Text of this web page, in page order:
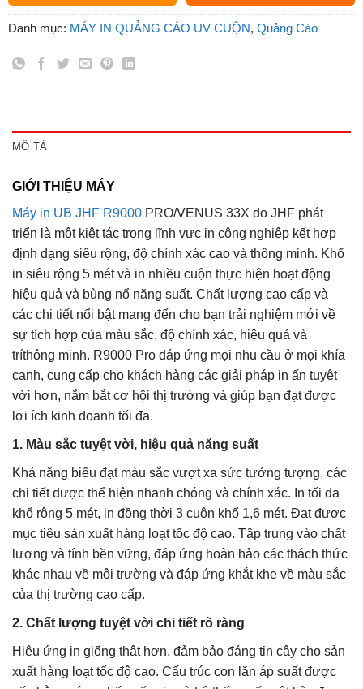
Danh mục: MÁY IN QUẢNG CÁO UV CUỘN, Quảng Cáo
MÔ TẢ
GIỚI THIỆU MÁY
Máy in UB JHF R9000 PRO/VENUS 33X do JHF phát
triển là một kiệt tác trong lĩnh vực in công nghiệp kết hợp
định dạng siêu rộng, độ chính xác cao và thông minh. Khổ
in siêu rộng 5 mét và in nhiều cuộn thực hiện hoạt động
hiệu quả và bùng nổ năng suất. Chất lượng cao cấp và
các chi tiết nổi bật mang đến cho bạn trải nghiệm mới về
sự tích hợp của màu sắc, độ chính xác, hiệu quả và
tríthông minh. R9000 Pro đáp ứng mọi nhu cầu ở mọi khía
cạnh, cung cấp cho khách hàng các giải pháp in ấn tuyệt
vời hơn, nắm bắt cơ hội thị trường và giúp bạn đạt được
lợi ích kinh doanh tối đa.
1. Màu sắc tuyệt vời, hiệu quả năng suất
Khả năng biểu đạt màu sắc vượt xa sức tưởng tượng, các
chi tiết được thể hiện nhanh chóng và chính xác. In tối đa
khổ rộng 5 mét, in đồng thời 3 cuộn khổ 1,6 mét. Đạt được
mục tiêu sản xuất hàng loạt tốc độ cao. Tập trung vào chất
lượng và tính bền vững, đáp ứng hoàn hảo các thách thức
khác nhau về môi trường và đáp ứng khắt khe về màu sắc
của thị trường cao cấp.
2. Chất lượng tuyệt vời chi tiết rõ ràng
Hiệu ứng in giống thật hơn, đảm bảo đáng tin cậy cho sản
xuất hàng loạt tốc độ cao. Cấu trúc con lăn áp suất được